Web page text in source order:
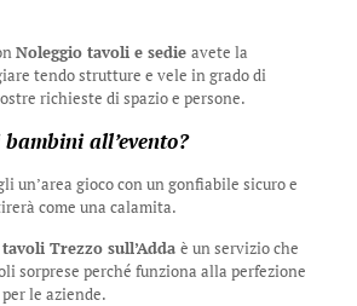
Noleggio tavoli e sedie avete la
tendo strutture e vele in grado di
richieste di spazio e persone.
all’evento?
un’area gioco con un gonfiabile sicuro e
come una calamita.
Trezzo sull’Adda è un servizio che
sorprese perché funziona alla perfezione
le aziende.